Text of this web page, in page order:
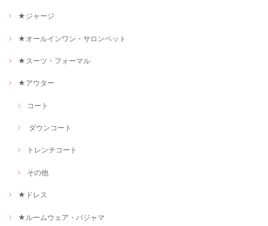
★ジャージ
★オールインワン・サロンペット
★スーツ・フォーマル
★アウター
コート
ダウンコート
トレンチコート
その他
★ドレス
★ルームウェア・パジャマ